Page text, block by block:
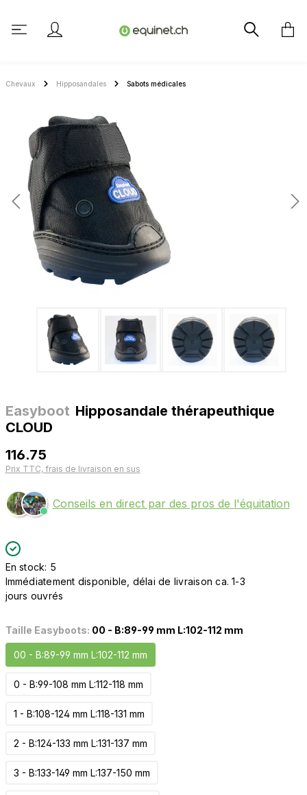
Chevaux Hipposandales Sabots médicales
Easyboot Hipposandale thérapeuthique
CLOUD
116.75
Prix TTC, frais de livraison en sus
Conseils en direct par des pros de l'équitation
En stock: 5
Immédiatement disponible, délai de livraison ca. 1-3
jours ouvrés
Taille Easyboots: 00 - B:89-99 mm L:102-112 mm
00 - B:89-99 mm L:102-112 mm
0 - B:99-108 mm L:112-118 mm
1 - B:108-124 mm L:118-131 mm
2 - B:124-133 mm L:131-137 mm
3 - B:133-149 mm L:137-150 mm